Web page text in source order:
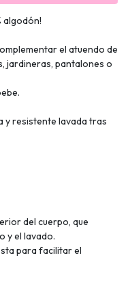
algodón!
el atuendo de
jardineras, pantalones o
y resistente lavada tras
del cuerpo, que
y el lavado.
para facilitar el